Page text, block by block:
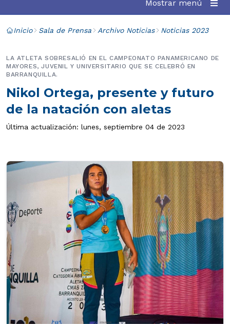
Mostrar menú
Inicio Sala de Prensa Archivo Noticias Noticias 2023
Nikol Ortega, presente y futuro
de la natación con aletas
LA ATLETA SOBRESALIÓ EN EL CAMPEONATO PANAMERICANO DE
MAYORES, JUVENIL Y UNIVERSITARIO QUE SE CELEBRÓ EN
BARRANQUILLA.
Última actualización: lunes, septiembre 04 de 2023